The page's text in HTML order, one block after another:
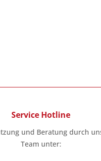
Service Hotline
und Beratung durch
Team unter: